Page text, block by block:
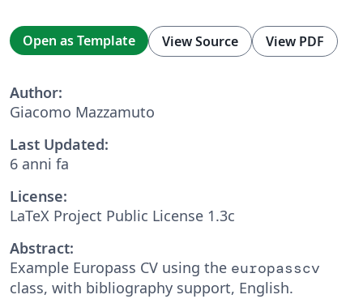
Open as Template View Source View PDF
Author:
Giacomo Mazzamuto
Last Updated:
6 anni fa
License:
LaTeX Project Public License 1.3c
Abstract:
Example Europass CV using the europasscv
class, with bibliography support, English.